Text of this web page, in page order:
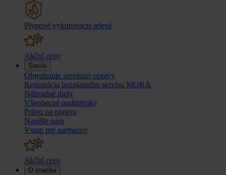
Plynové vykurovacie telesá
Akční ceny
Servis
Objednanie servisnej opravy
Registrácia bezplatného servisu MORA
Náhradné diely
Všeobecné podmienky
Právo na opravu
Napíšte nám
Vstup pre partnerov
Akční ceny
O značke